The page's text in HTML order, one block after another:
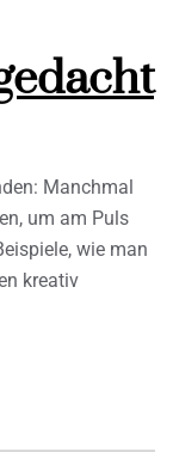
Manchmal
um am Puls
wie man
kreativ